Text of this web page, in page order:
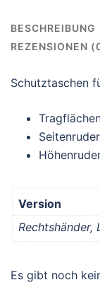
BESCHREIBUNG
REZENSIONEN
Schutztaschen
Seitenruder
Version
Rechtshänder,
Es gibt noch